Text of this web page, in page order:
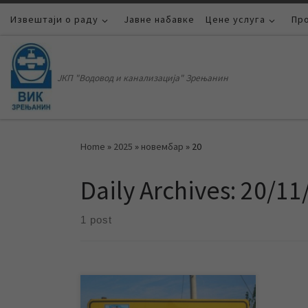
Skip to content
Извештаји о раду Јавне набавке Цене услуга
ЈКП "Водовод и канализација" Зрењанин
Home » 2025 » новембар » 20
Daily Archives: 20/
1 post
ЈКП „Водовод и канализација“